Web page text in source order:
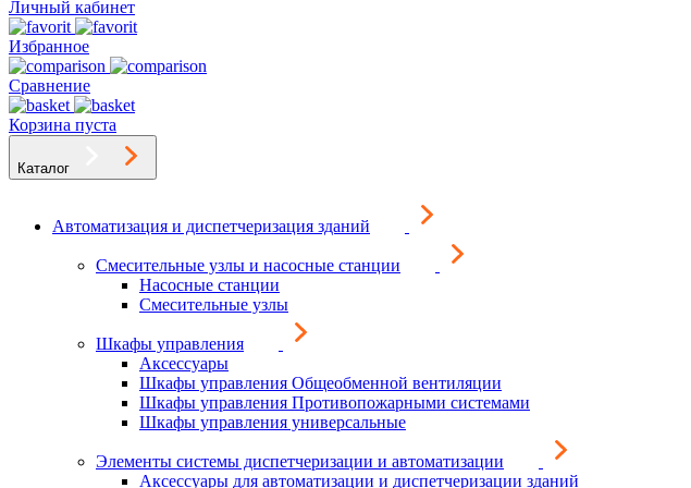
Личный кабинет
Избранное
Сравнение
Корзина пуста
Каталог
Автоматизация и диспетчеризация зданий
Смесительные узлы и насосные станции
Насосные станции
Смесительные узлы
Шкафы управления
Аксессуары
Шкафы управления Общеобменной вентиляции
Шкафы управления Противопожарными системами
Шкафы управления универсальные
Элементы системы диспетчеризации и автоматизации
Аксессуары для автоматизации и диспетчеризации зданий